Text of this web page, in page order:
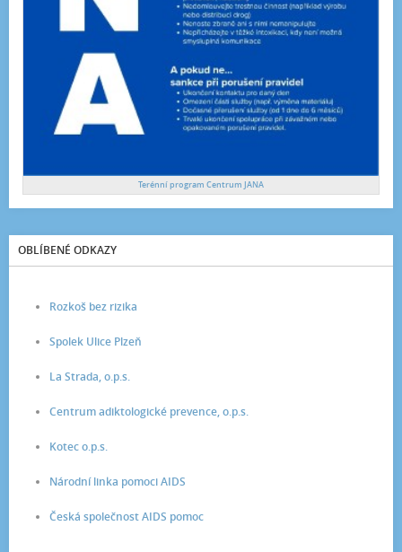
Terénní program Centrum JANA
OBLÍBENÉ ODKAZY
Rozkoš bez rizika
Spolek Ulice Plzeň
La Strada, o.p.s.
Centrum adiktologické prevence, o.p.s.
Kotec o.p.s.
Národní linka pomoci AIDS
Česká společnost AIDS pomoc